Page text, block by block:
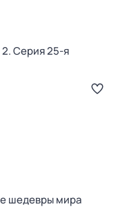
. Серия 25-я
шедевры мира